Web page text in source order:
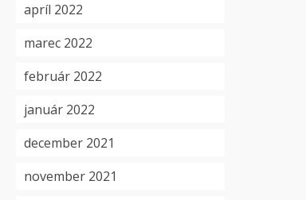
apríl 2022
marec 2022
február 2022
január 2022
december 2021
november 2021